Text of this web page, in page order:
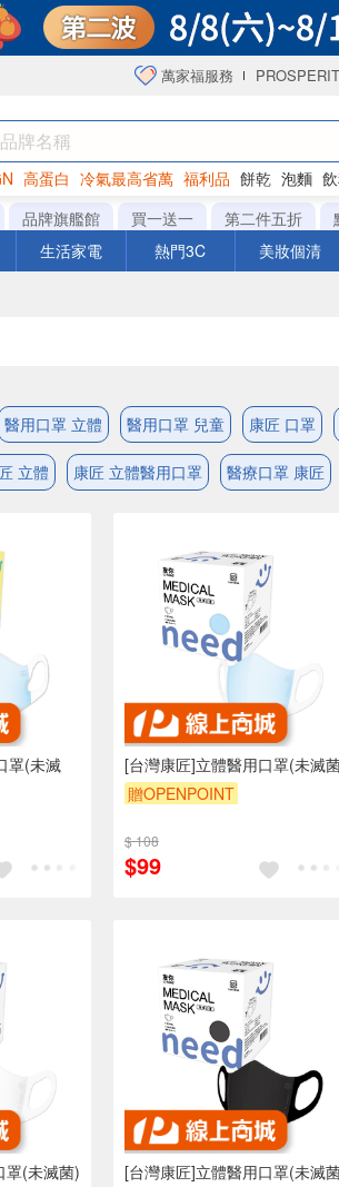
萬家福服務
高蛋白 冷氣最高省萬 福利品 餅乾 泡麵
芋片
品牌旗艦館 買一送一 第二件五折
生活家電 熱門3C 美妝個清
醫用口罩 立體 醫用口罩 兒童 康匠 口罩
立體 康匠 立體醫用口罩 醫療口罩 康匠
罩(未滅
[台灣康匠]立體醫用口罩(未滅
贈OPENPOINT
$ 108
$99
罩(未滅菌)
[台灣康匠]立體醫用口罩(未滅